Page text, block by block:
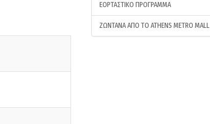
ΕΟΡΤΑΣΤΙΚΟ ΠΡΟΓΡΑΜΜΑ
ΖΩΝΤΑΝΑ ΑΠΟ ΤΟ ATHENS METRO MALL